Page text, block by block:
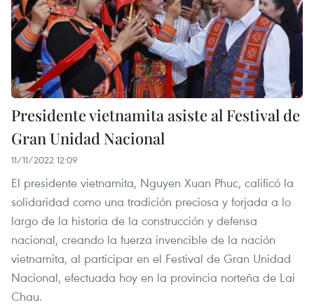
Presidente vietnamita asiste al Festival de
Gran Unidad Nacional
11/11/2022 12:09
El presidente vietnamita, Nguyen Xuan Phuc, calificó la
solidaridad como una tradición preciosa y forjada a lo
largo de la historia de la construcción y defensa
nacional, creando la fuerza invencible de la nación
vietnamita, al participar en el Festival de Gran Unidad
Nacional, efectuada hoy en la provincia norteña de Lai
Chau.